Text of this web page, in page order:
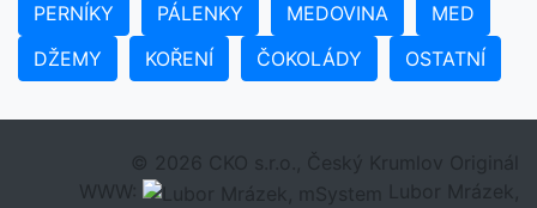
PERNÍKY PÁLENKY MEDOVINA
MED
DŽEMY
KOŘENÍ ČOKOLÁDY OSTATNÍ
© 2026 CKO s.r.o., Český Krumlov Originál
WWW:
Lubor Mrázek,